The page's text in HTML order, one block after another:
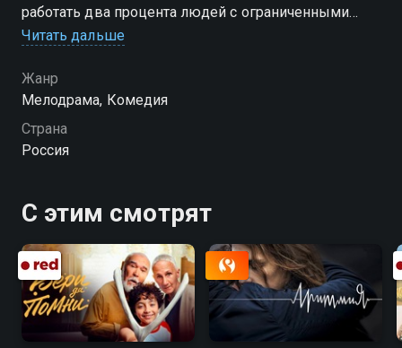
работать два процента людей с ограниченными
возможностями. И в его "светлую" голову приходит
жизни
Читать дальше
Жанр
Мелодрама, Комедия
Страна
Россия
С этим смотрят